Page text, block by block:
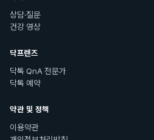
상담·질문
건강 영상
닥프렌즈
닥톡 QnA 전문가
닥톡 예약
약관 및 정책
이용약관